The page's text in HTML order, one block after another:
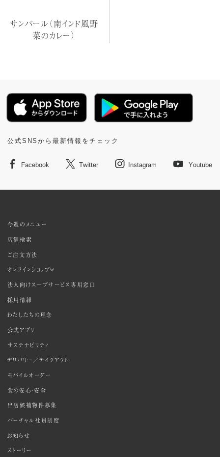
サンバール（南インド風野
菜のカレー）
公式SNSから最新情報をチェック
Facebook Twitter Instagram Youtube
今週のメニュー
店舗検索
ご注文方法
オンラインショップ
法人向けスープサービス専用窓口
採用情報
わたしたちの理念
公式アプリ
サステナビリティ
デリバリー／テイクアウト
モバイルオーダー
食の安心・安全
出店候補物件募集
バーチャル社員制度
お知らせ
ストーリー